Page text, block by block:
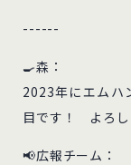
------
🍳森：
2023年にエムハ
目です！ よろし
📢広報チーム：